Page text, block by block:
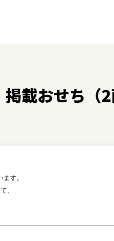
載おせち（
す。
、